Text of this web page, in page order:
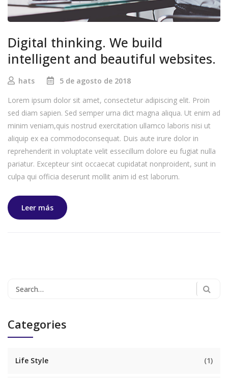
Digital thinking. We build
intelligent and beautiful websites.
hats
5 de agosto de 2018
Lorem ipsum dolor sit amet, consectetur adipiscing elit. Proin
sed diam sapien. Sed semper urna dict magna aliqua. Ut enim ad
minim veniam,quis nostrud exercitation ullamco laboris nisi ut
aliquip ex ea commodoconsequat. Duis aute irure dolor in
reprehenderit in voluptate velit essecillum dolore eu fugiat nulla
pariatur. Excepteur sint occaecat cupidatat nonproident, sunt in
culpa qui officia deserunt mollit anim id est laborum.
Leer más
Search
Categories
Life Style (1)